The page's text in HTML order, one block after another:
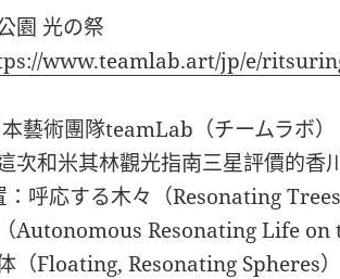
www.teamlab.art/jp/e/
藝術團隊teamLab（チームラボ
次和米其林觀光指南三星評價的香
：呼応する木々（Resonating
Autonomous Resonating Life
（Floating, Resonating Spheres